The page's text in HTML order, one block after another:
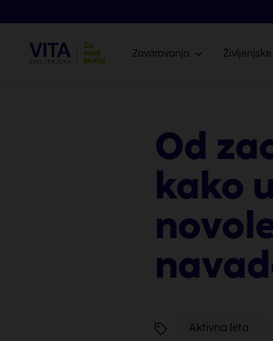
Zavarovanja
Od
kako
Aktivna leta